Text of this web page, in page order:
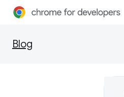
Blog